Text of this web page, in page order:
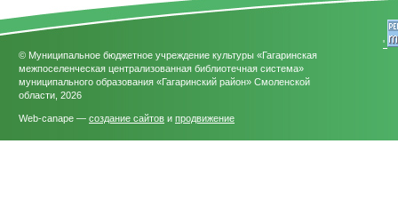
© Муниципальное бюджетное учреждение культуры «Гагаринская
межпоселенческая централизованная библиотечная система»
муниципального образования «Гагаринский район» Смоленской
области, 2026
Web-canape — создание сайтов и продвижение
'